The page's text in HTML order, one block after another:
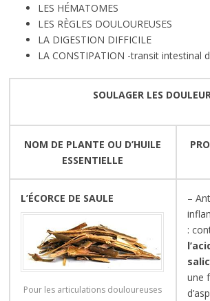
LES HÉMATOMES
LES RÈGLES DOULOUREUSES
LA DIGESTION DIFFICILE
LA CONSTIPATION -transit intestinal
SOULAGER LES
NOM DE PLANTE OU D’HUILE
ESSENTIELLE
L’ÉCORCE DE SAULE
Pour les articulations douloureuses
–
:
une